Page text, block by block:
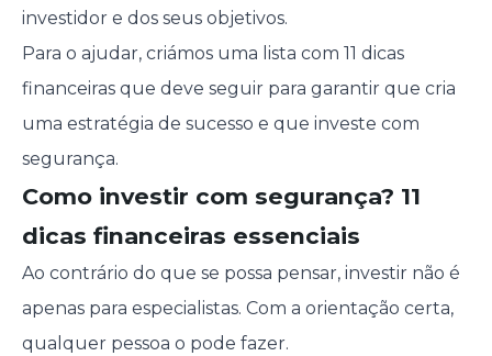
investidor e dos seus objetivos.
Para o ajudar, criámos uma lista com 11 dicas
financeiras que deve seguir para garantir que cria
uma estratégia de sucesso e que investe com
segurança.
Como investir com segurança? 11
dicas financeiras essenciais
Ao contrário do que se possa pensar, investir não é
apenas para especialistas. Com a orientação certa,
qualquer pessoa o pode fazer.